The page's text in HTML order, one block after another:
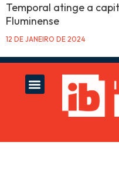
Temporal atinge a
Fluminense
12 DE JANEIRO DE 2024